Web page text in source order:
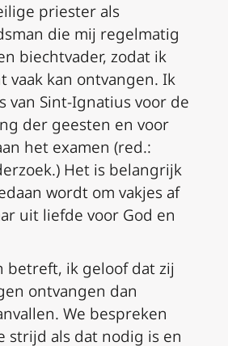
priester als
die mij regelmatig
biechtvader, zodat ik
vaak kan ontvangen. Ik
van Sint-Ignatius voor de
der geesten en voor
het examen (red.:
.) Het is belangrijk
wordt om vakjes af
uit liefde voor God en
betreft, ik geloof dat zij
ontvangen dan
We bespreken
strijd als dat nodig is en